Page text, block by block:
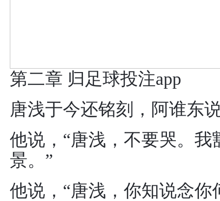
第二章 归足球投注app
唐浅于今还铭刻，阿谁东
他说，“唐浅，不要哭。
景。”
他说，“唐浅，你知说念